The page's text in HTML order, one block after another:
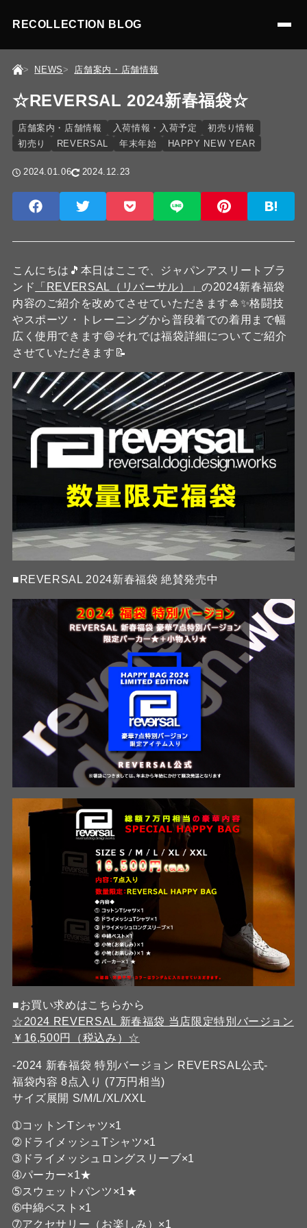
RECOLLECTION BLOG
NEWS 店舗案内・店舗情報
☆REVERSAL 2024新春福袋☆
店舗案内・店舗情報 入荷情報・入荷予定
初売り情報
初売り
REVERSAL 年末年始 HAPPY NEW YEAR
2024.01.06 2024.12.23
こんにちは🎵本日はここで、ジャパンアスリートブラ
ンド
「REVERSAL（リバーサル）」の2024新春福袋
内容のご紹介を改めてさせていただきます🎍✨格闘技
やスポーツ・トレーニングから普段着での着用まで幅
広く使用できます😄それでは福袋詳細についてご紹介
させていただきます📝
■REVERSAL 2024新春福袋 絶賛発売中
■お買い求めはこちらから
☆2024 REVERSAL 新春福袋 当店限定特別バージョン
￥16,500円（税込み）☆
-2024 新春福袋 特別バージョン REVERSAL公式-
福袋内容 8点入り (7万円相当)
サイズ展開 S/M/L/XL/XXL
➀コットンTシャツ×1
➁ドライメッシュTシャツ×1
➂ドライメッシュロングスリーブ×1
➃パーカー×1★
➄スウェットパンツ×1★
➅中綿ベスト×1
➆アクセサリー（お楽しみ）×1